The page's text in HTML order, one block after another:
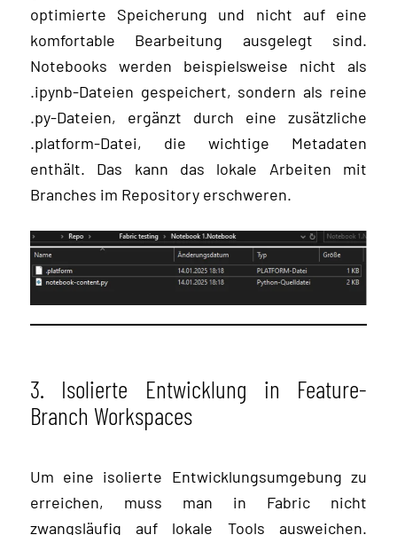
optimierte Speicherung und nicht auf eine
komfortable Bearbeitung ausgelegt sind.
Notebooks werden beispielsweise nicht als
.ipynb-Dateien gespeichert, sondern als reine
.py-Dateien, ergänzt durch eine zusätzliche
.platform-Datei, die wichtige Metadaten
enthält. Das kann das lokale Arbeiten mit
Branches im Repository erschweren.
3. Isolierte Entwicklung in Feature-
Branch Workspaces
Um eine isolierte Entwicklungsumgebung zu
erreichen, muss man in Fabric nicht
zwangsläufig auf lokale Tools ausweichen.